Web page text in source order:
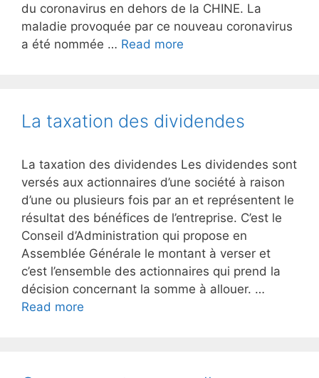
du coronavirus en dehors de la CHINE. La
maladie provoquée par ce nouveau coronavirus
a été nommée … Read more
La taxation des dividendes
La taxation des dividendes Les dividendes sont
versés aux actionnaires d’une société à raison
d’une ou plusieurs fois par an et représentent le
résultat des bénéfices de l’entreprise. C’est le
Conseil d’Administration qui propose en
Assemblée Générale le montant à verser et
c’est l’ensemble des actionnaires qui prend la
décision concernant la somme à allouer. …
Read more